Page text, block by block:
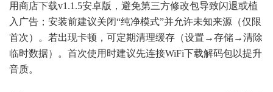
用商店下载v1.1.5安卓版，避免第三方修改包导致闪退或植
入广告；安装前建议关闭“纯净模式”并允许未知来源（仅限
首次）。若出现卡顿，可定期清理缓存（设置→存储→清除
临时数据）。首次使用时建议先连接WiFi下载解码包以提升
音质。